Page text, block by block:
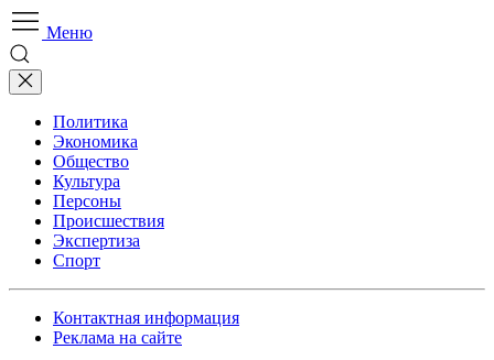
Меню
Политика
Экономика
Общество
Культура
Персоны
Происшествия
Экспертиза
Спорт
Контактная информация
Реклама на сайте